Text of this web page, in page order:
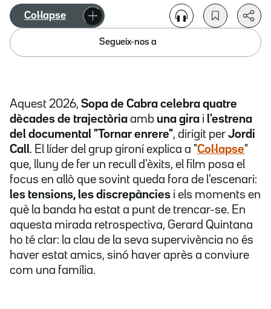
Col·lapse
Segueix-nos a
Aquest 2026, Sopa de Cabra celebra quatre
dècades de trajectòria amb una gira i l'estrena
del documental "Tornar enrere", dirigit per Jordi
Call. El líder del grup gironí explica a "Col·lapse"
que, lluny de fer un recull d'èxits, el film posa el
focus en allò que sovint queda fora de l'escenari:
les tensions, les discrepàncies i els moments en
què la banda ha estat a punt de trencar-se. En
aquesta mirada retrospectiva, Gerard Quintana
ho té clar: la clau de la seva supervivència no és
haver estat amics, sinó haver après a conviure
com una família.